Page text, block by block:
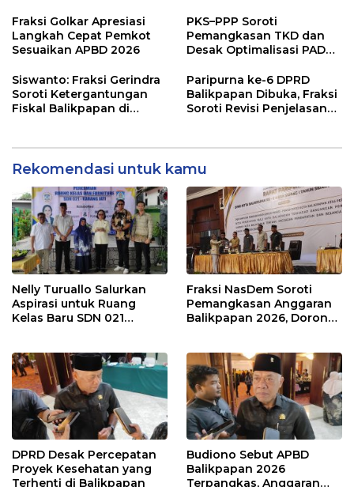
Pengawasan Belanja
Modal
Terukur sebagai
Penyangga IKN
Fraksi Golkar Apresiasi
Langkah Cepat Pemkot
Sesuaikan APBD 2026
PKS–PPP Soroti
Pemangkasan TKD dan
Desak Optimalisasi PAD
Balikpapan 2026
Siswanto: Fraksi Gerindra
Soroti Ketergantungan
Fiskal Balikpapan di
Paripurna ke-6 DPRD
Balikpapan Dibuka, Fraksi
Soroti Revisi Penjelasan
Rekomendasi untuk kamu
Nelly Turuallo Salurkan
Aspirasi untuk Ruang
Kelas Baru SDN 021
Fraksi NasDem Soroti
Pemangkasan Anggaran
Balikpapan 2026, Dorong
DPRD Desak Percepatan
Proyek Kesehatan yang
Terhenti di Balikpapan
Budiono Sebut APBD
Balikpapan 2026
Terpangkas, Anggaran